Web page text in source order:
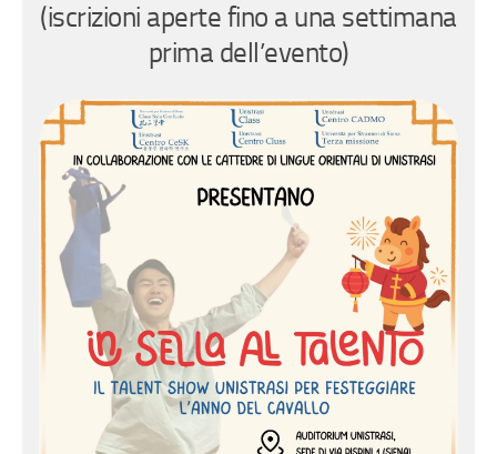
(iscrizioni aperte fino a una settimana
prima dell’evento)